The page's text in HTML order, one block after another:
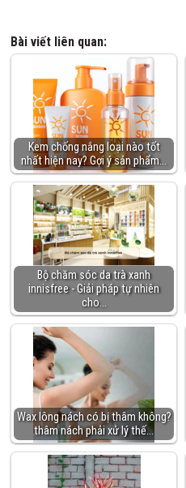
Bài viết liên quan:
Kem chống nắng loại nào tốt
nhất hiện nay? Gợi ý sản phẩm…
Bộ chăm sóc da trà xanh
innisfree - Giải pháp tự nhiên
cho…
Wax lông nách có bị thâm không?
thâm nách phải xử lý thế…